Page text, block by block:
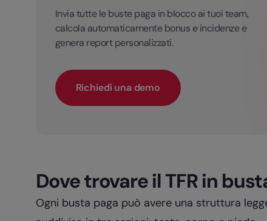
Invia tutte le buste paga in blocco ai tuoi team,
calcola automaticamente bonus e incidenze e
genera report personalizzati.
Richiedi una demo
Dove trovare il TFR in
Ogni busta paga può avere una struttura